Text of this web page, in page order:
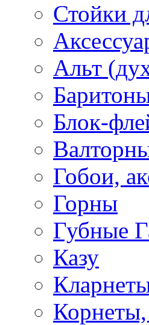
Стойки
Альт
Блок-
Гобои,
Горны
Губные
Казу
Корнеты,